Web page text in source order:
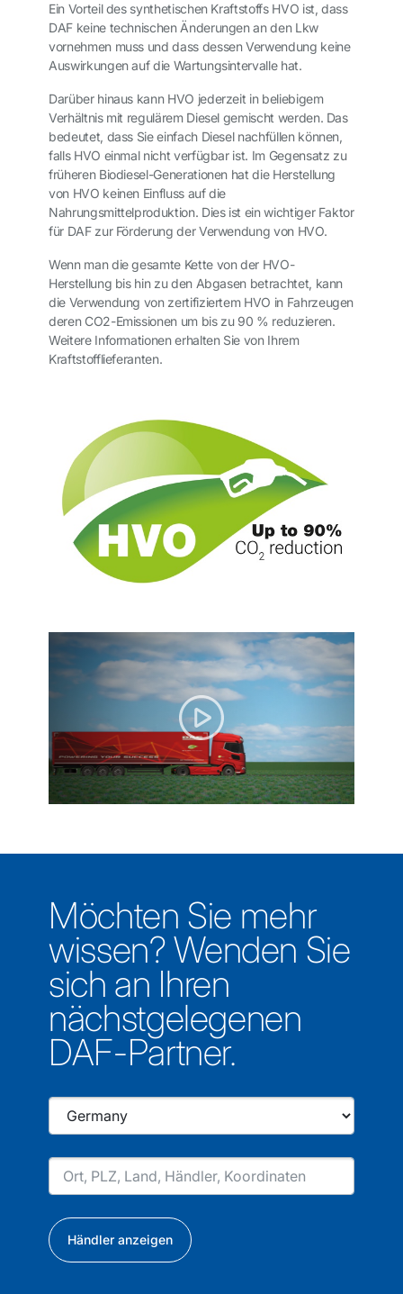
Ein Vorteil des synthetischen Kraftstoffs HVO ist, dass
DAF keine technischen Änderungen an den Lkw
vornehmen muss und dass dessen Verwendung keine
Auswirkungen auf die Wartungsintervalle hat.
Darüber hinaus kann HVO jederzeit in beliebigem
Verhältnis mit regulärem Diesel gemischt werden. Das
bedeutet, dass Sie einfach Diesel nachfüllen können,
falls HVO einmal nicht verfügbar ist. Im Gegensatz zu
früheren Biodiesel-Generationen hat die Herstellung
von HVO keinen Einfluss auf die
Nahrungsmittelproduktion. Dies ist ein wichtiger Faktor
für DAF zur Förderung der Verwendung von HVO.
Wenn man die gesamte Kette von der HVO-
Herstellung bis hin zu den Abgasen betrachtet, kann
die Verwendung von zertifiziertem HVO in Fahrzeugen
deren CO2-Emissionen um bis zu 90 % reduzieren.
Weitere Informationen erhalten Sie von Ihrem
Kraftstofflieferanten.
Möchten Sie mehr
wissen? Wenden Sie
sich an Ihren
nächstgelegenen
DAF-Partner.
Händler anzeigen